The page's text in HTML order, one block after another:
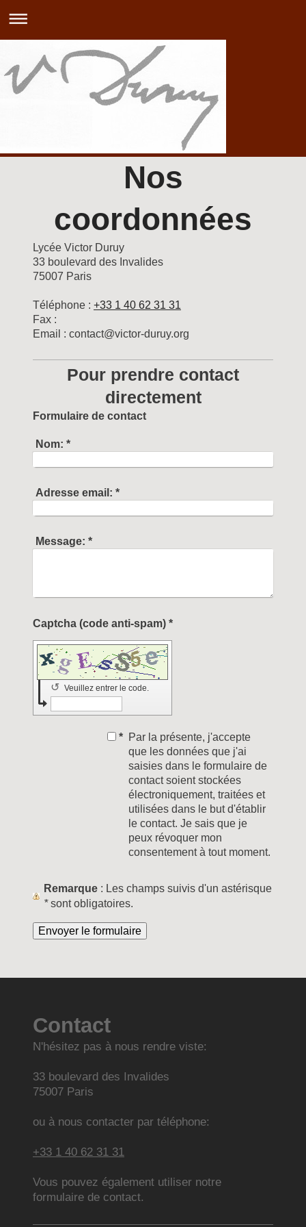
Nos
coordonnées
Lycée Victor Duruy
33 boulevard des Invalides
75007 Paris
Téléphone : +33 1 40 62 31 31
Fax :
Email : contact@victor-duruy.org
Pour prendre contact
directement
Formulaire de contact
Nom: *
Adresse email: *
Message: *
Captcha (code anti-spam) *
Veuillez entrer le code.
↺
* Par la présente, j'accepte
que les données que j'ai
saisies dans le formulaire de
contact soient stockées
électroniquement, traitées et
utilisées dans le but d'établir
le contact. Je sais que je
peux révoquer mon
consentement à tout moment.
Remarque : Les champs suivis d'un astérisque
*sont obligatoires.
Contact
N'hésitez pas à nous rendre viste:
33 boulevard des Invalides
75007 Paris
ou à nous contacter par téléphone:
+33 1 40 62 31 31
Vous pouvez également utiliser notre
formulaire de contact.